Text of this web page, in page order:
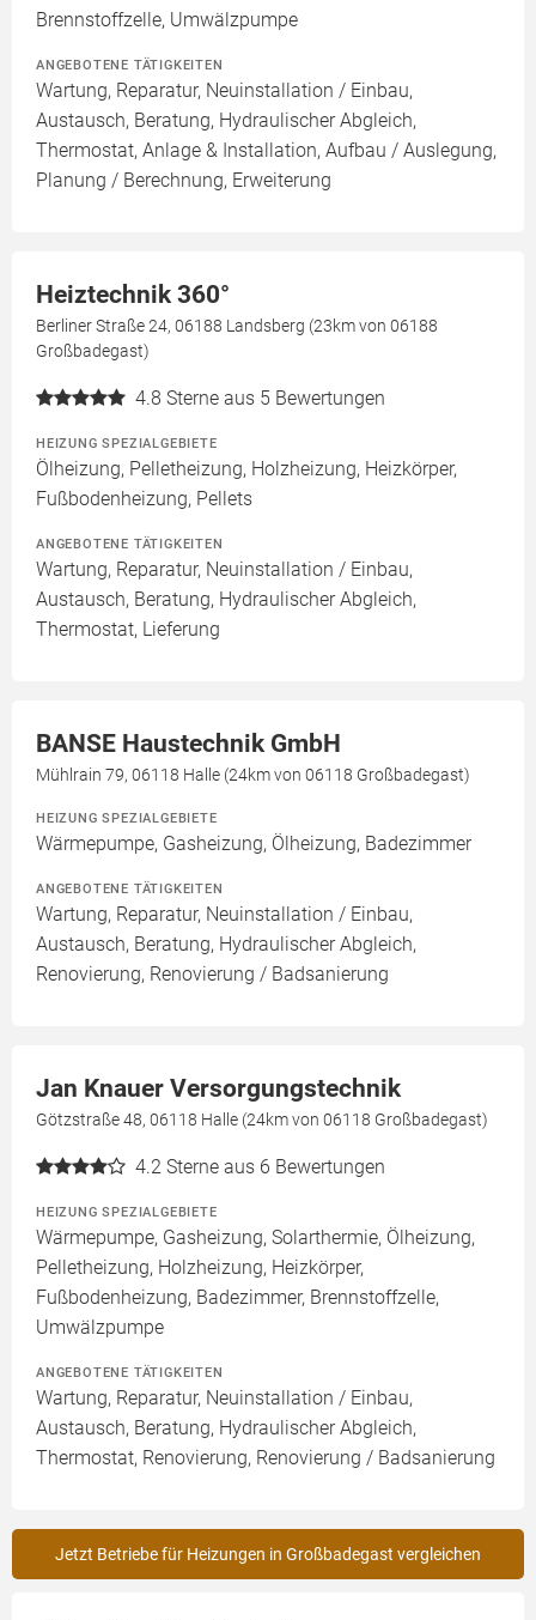
Brennstoffzelle, Umwälzpumpe
ANGEBOTENE TÄTIGKEITEN
Wartung, Reparatur, Neuinstallation / Einbau,
Austausch, Beratung, Hydraulischer Abgleich,
Thermostat, Anlage & Installation, Aufbau / Auslegung,
Planung / Berechnung, Erweiterung
Heiztechnik 360°
Berliner Straße 24, 06188 Landsberg (23km von 06188
Großbadegast)
4.8 Sterne aus 5 Bewertungen
HEIZUNG SPEZIALGEBIETE
Ölheizung, Pelletheizung, Holzheizung, Heizkörper,
Fußbodenheizung, Pellets
ANGEBOTENE TÄTIGKEITEN
Wartung, Reparatur, Neuinstallation / Einbau,
Austausch, Beratung, Hydraulischer Abgleich,
Thermostat, Lieferung
BANSE Haustechnik GmbH
Mühlrain 79, 06118 Halle (24km von 06118 Großbadegast)
HEIZUNG SPEZIALGEBIETE
Wärmepumpe, Gasheizung, Ölheizung, Badezimmer
ANGEBOTENE TÄTIGKEITEN
Wartung, Reparatur, Neuinstallation / Einbau,
Austausch, Beratung, Hydraulischer Abgleich,
Renovierung, Renovierung / Badsanierung
Jan Knauer Versorgungstechnik
Götzstraße 48, 06118 Halle (24km von 06118 Großbadegast)
4.2 Sterne aus 6 Bewertungen
HEIZUNG SPEZIALGEBIETE
Wärmepumpe, Gasheizung, Solarthermie, Ölheizung,
Pelletheizung, Holzheizung, Heizkörper,
Fußbodenheizung, Badezimmer, Brennstoffzelle,
Umwälzpumpe
ANGEBOTENE TÄTIGKEITEN
Wartung, Reparatur, Neuinstallation / Einbau,
Austausch, Beratung, Hydraulischer Abgleich,
Thermostat, Renovierung, Renovierung / Badsanierung
Jetzt Betriebe für Heizungen in Großbadegast vergleichen